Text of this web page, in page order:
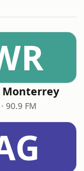
Monterrey
90.9 FM